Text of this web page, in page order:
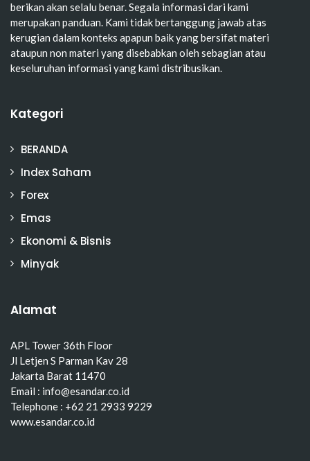
berikan akan selalu benar. Segala informasi dari kami
merupakan panduan. Kami tidak bertanggung jawab atas
kerugian dalam konteks apapun baik yang bersifat materi
ataupun non materi yang disebabkan oleh sebagian atau
keseluruhan informasi yang kami distribusikan.
Kategori
BERANDA
Index Saham
Forex
Emas
Ekonomi & Bisnis
Minyak
Alamat
APL Tower 36th Floor
Jl Letjen S Parman Kav 28
Jakarta Barat 11470
Email : info@esandar.co.id
Telephone : +62 21 2933 9229
www.esandar.co.id